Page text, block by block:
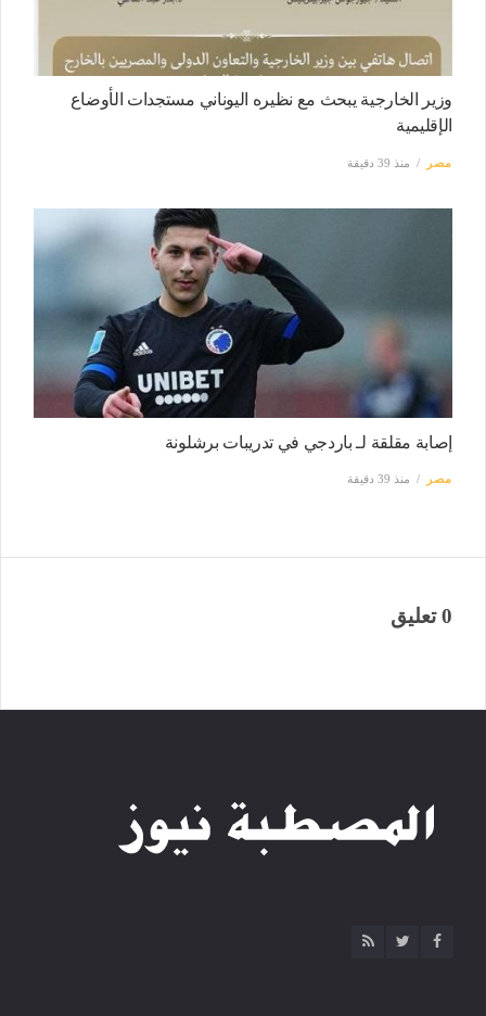
وزير الخارجية يبحث مع نظيره اليوناني مستجدات الأوضاع
الإقليمية
مصر منذ 39 دقيقة
إصابة مقلقة لـ باردجي في تدريبات برشلونة
مصر منذ 39 دقيقة
0 تعليق